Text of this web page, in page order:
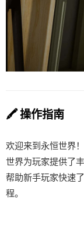
🖍️ 操作指南
欢迎来到永恒世界
世界为玩家提供了
帮助新手玩家快速
程。